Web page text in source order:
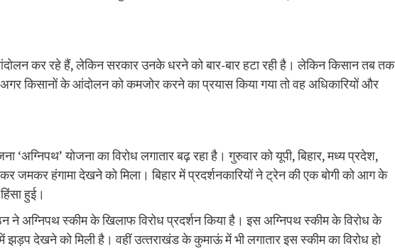
कर रहे हैं, लेकिन सरकार उनके धरने को बार-बार हटा रही है। लेकिन किसान तब तक
किसानों के आंदोलन को कमजोर करने का प्रयास किया गया तो वह अधिकारियों और
‘अग्निपथ’ योजना का विरोध लगातार बढ़ रहा है। गुरुवार को यूपी, बिहार, मध्य प्रदेश,
जमकर हंगामा देखने को मिला। बिहार में प्रदर्शनकारियों ने ट्रेन की एक बोगी को आग के
हुई।
ने अग्निपथ स्कीम के खिलाफ विरोध प्रदर्शन किया है। इस अग्निपथ स्कीम के विरोध के
देखने को मिली है। वहीं उत्‍तराखंड के कुमाऊं में भी लगातार इस स्‍कीम का विरोध हो